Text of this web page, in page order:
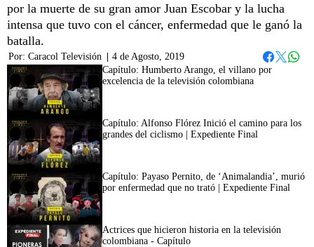
por la muerte de su gran amor Juan Escobar y la lucha
intensa que tuvo con el cáncer, enfermedad que le ganó la
batalla.
Por: Caracol Televisión
4 de Agosto, 2019
Facebook
42:35
Capítulo: Humberto Arango, el villano por
excelencia de la televisión colombiana
Capítulo: Alfonso Flórez Inició el camino para los
grandes del ciclismo | Expediente Final
Capítulo: Payaso Pernito, de ‘Animalandia’, murió
por enfermedad que no trató | Expediente Final
Actrices que hicieron historia en la televisión
colombiana - Capítulo